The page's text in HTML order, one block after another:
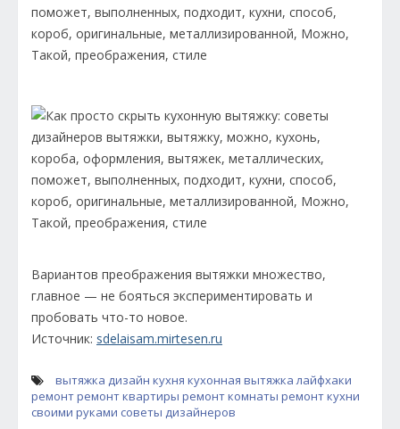
Вариантов преображения вытяжки множество,
главное — не бояться экспериментировать и
пробовать что-то новое.
Источник: sdelaisam.mirtesen.ru
вытяжка дизайн кухня кухонная вытяжка лайфхаки
ремонтремонт квартиры ремонт комнаты ремонт кухни
своими руками советы дизайнеров